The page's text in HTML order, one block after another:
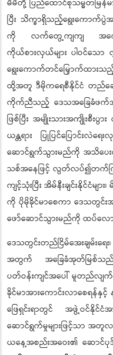
မိမိတို့ ပြည်ထောင်စုသမ္မတမြန်
ပြီး သိက္ခာရှိသည့်ရွေးကောက်ပွဲအ
ကို လက်တွေ့ကျကျ အကေ
ကိုယ်စားလှယ်‌များ ပါဝင်သော
ရွေးကောက်တင်မြှောက်ထားသည့်
ထို့အတူ ဒီမိုကရေစီနိုင်ငံ တည်ဆော
ကိုက်ညီသည့် ဒေသအခြေခံဖက်
ဖြစ်ပြီး အမျိုးသားအကျိုးစီးပွာ
ယန္တရား ပြုပြင်ပြောင်းလဲ
ဆောင်ရွက်သွားမည်ကို အသိပေးပ
သစ်အနေဖြင့် လွတ်လပ်၍တက်ကြွ
ကျင့်သုံးပြီး အိမ်နီးချင်းနိုင်ငံမျာ
ကို ပိုမိုခိုင်မာစေကာ ဒေသတွင်
ဖော်ဆောင်သွားမည်ကို ထပ်လောင်
ဒေသတွင်းတည်ငြိမ်အေးချမ်းရ
အတွက် အခြေခံအုတ်မြစ်သည်
ပတ်ဝန်းကျင်အပေါ် မူတည်လျ
ခိုင်မာအားကောင်းလာစေရန်နှ
ဖြေရှင်းရာတွင် အဖွဲ့ဝင်နိုင်
ဆောင်ရွက်မှုများဖြင့်သာ အတူလ
ယနေ့အစည်းအဝေး၏ ဆောင်ပု